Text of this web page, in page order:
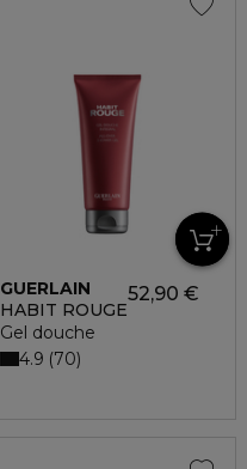
GUERLAIN
HABIT ROUGE
Gel douche
52,90 €
4.9 70